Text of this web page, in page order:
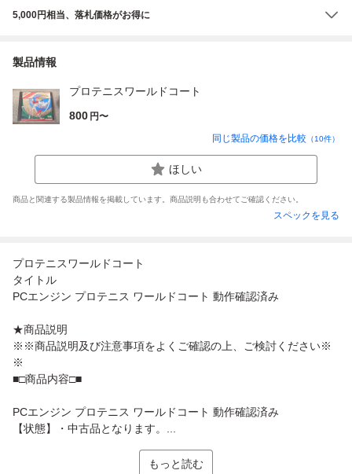
5,000円相当、落札価格がお得に
製品情報
プロテニスワールドコート
800 円〜
同じ製品の価格を比較 （10件）
ほしい
商品と関連する製品情報を掲載しています。商品説明も合わせてご確認ください。
スペックを見る
プロテニスワールドコート
タイトル
PCエンジン プロテニス ワールドコート 動作確認済み
★商品説明
※※商品説明及び注意事項をよくご確認の上、ご検討ください※
※
■□商品内容□■
PCエンジン プロテニス ワールドコート 動作確認済み
【状態】・中古品となります。...
もっと読む